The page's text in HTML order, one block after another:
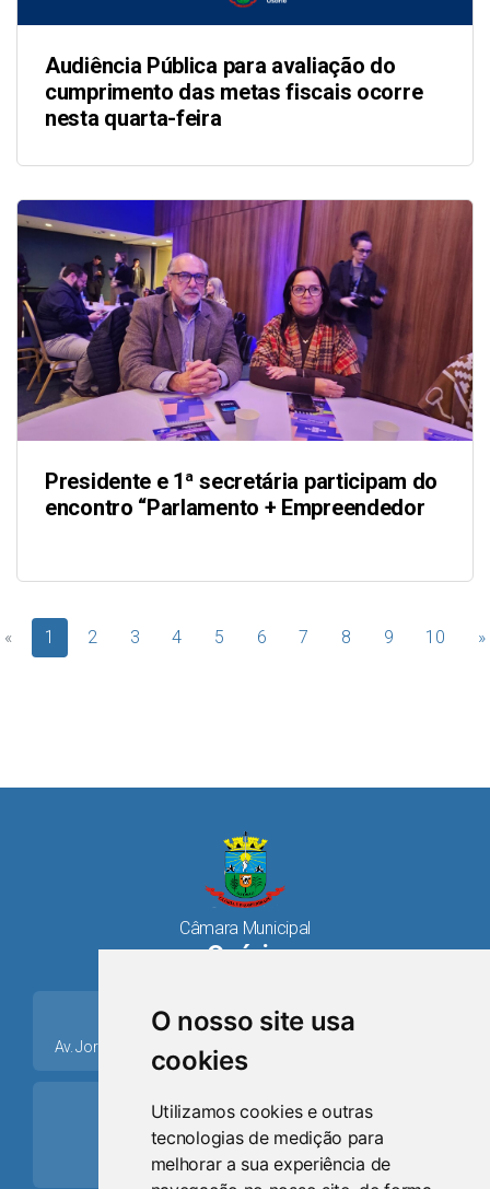
O nosso site usa
cookies
Utilizamos cookies e outras
tecnologias de medição para
melhorar a sua experiência de
Audiência Pública para avaliação do
cumprimento das metas fiscais ocorre
nesta quarta-feira
Presidente e 1ª secretária participam do
encontro “Parlamento + Empreendedor
« 1 2 3 4 5 6 7 8 9 10 »
Câmara Municipal
Osório
place
Av. Jorge Dariva, 1211, Centro CEP: 95520.000 - Osório/RS
ring_volume
Telefone
(51) 9 8024-0884